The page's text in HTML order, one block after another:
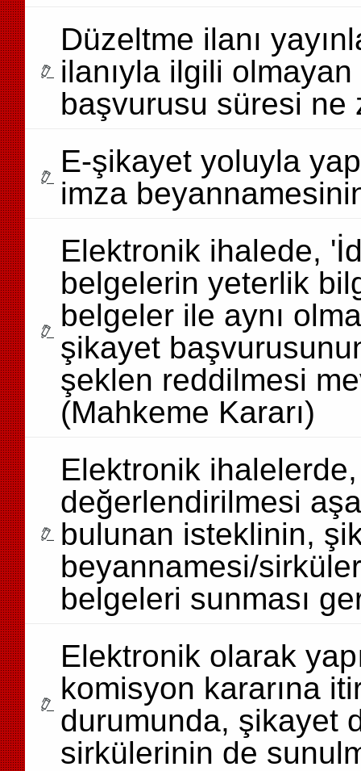
Düzeltme ilanı
ilanıyla ilgili
başvurusu süresi ne
E-şikayet yoluyla
imza
Elektronik ihalede,
belgelerin yeterlik
belgeler ile aynı
şikayet
şeklen reddilmesi
(Mahkeme Kararı)
Elektronik
değerlendirilmesi
bulunan isteklinin,
beyannamesi/
belgeleri sunması
Elektronik olarak
komisyon kararına
durumunda, şikayet
sirkülerinin de